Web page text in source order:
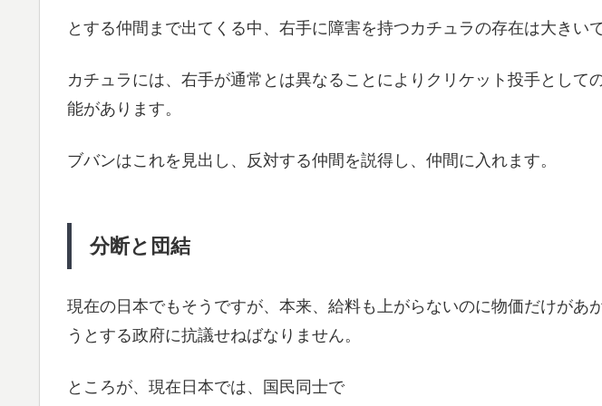
とする仲間まで出てくる中、右手に障害を持つカチュラの存在は大きいで
カチュラには、右手が通常とは異なることによりクリケット投手として
能があります。
ブバンはこれを見出し、反対する仲間を説得し、仲間に入れます。
分断と団結
現在の日本でもそうですが、本来、給料も上がらないのに物価だけがあ
うとする政府に抗議せねばなりません。
ところが、現在日本では、国民同士で